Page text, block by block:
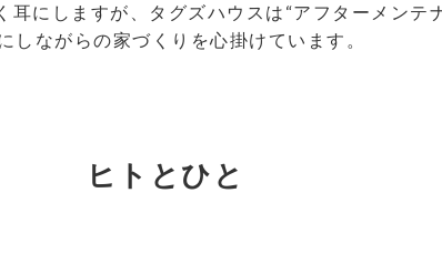
にしますが、タグズハウスは“アフターメンテ
ながらの家づくりを心掛けています。
ヒトとひと